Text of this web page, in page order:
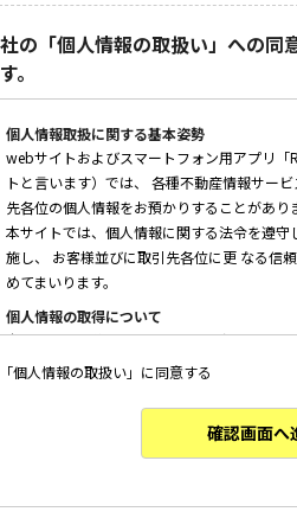
の「個人情報の取扱い」への同
。
個人情報取扱に関する基本姿勢
webサイトおよびスマートフォン用アプリ「
トと言います）では、 各種不動産情報サー
先各位の個人情報をお預かりすることがあり
本サイトでは、個人情報に関する法令を遵
施し、 お客様並びに取引先各位に更 なる信
めてまいります。
個人情報の取得について
本サイトは、偽りその他不正の手段によら
個人情報の利用について
・ 本サイトへのお問い合わせ、ご相談、お
「個人情報の取扱い」に同意する
確認画面へ